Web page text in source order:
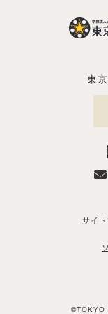
東
サイ
©TOKYO